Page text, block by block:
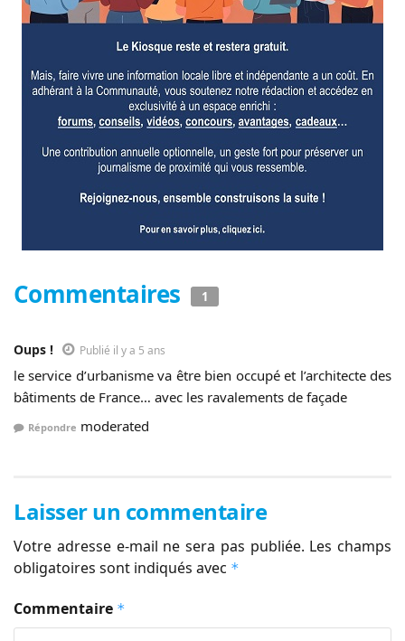
Commentaires 1
Oups ! Publié il y a 5 ans
le service d’urbanisme va être bien occupé et l’architecte des
bâtiments de France… avec les ravalements de façade
Répondre moderated
Laisser un commentaire
Votre adresse e-mail ne sera pas publiée. Les champs
obligatoires sont indiqués avec *
Commentaire *